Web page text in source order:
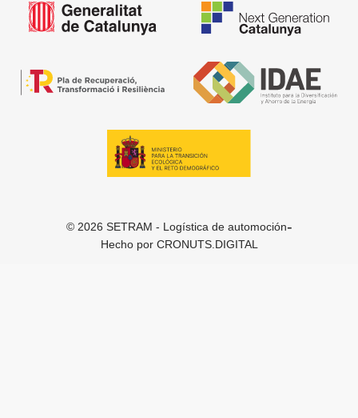
© 2026 SETRAM - Logística de automoción-
Hecho por CRONUTS.DIGITAL